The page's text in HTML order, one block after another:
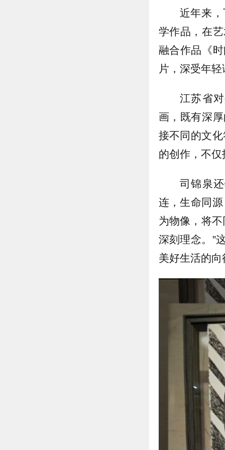
近年来
学作品，在
融合作品《
片，深受年
江苏省
画，既有深
接不同的文
的创作，不
司锦泉
连，生命同
为物像，将
深刻理念。”
美好生活的向